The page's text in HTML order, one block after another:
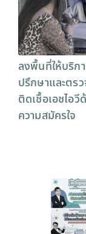
ลงพื้นที่ให้บริก
ปรึกษาและตร
ติดเชื้อเอชไอวี
ความสมัครใจ